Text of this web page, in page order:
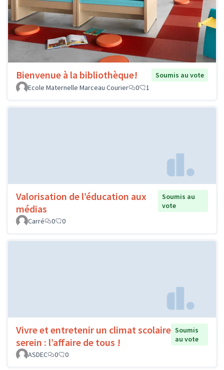
Bienvenue à la bibliothèque!
Soumis au vote
Ecole Maternelle Marceau Courier
0 1
Valorisation de l’éducation aux
médias
Soumis au
vote
Carré
0 0
Vivre et entretenir un climat scolaire
serein : l’affaire de tous !
Soumis
au vote
ASDEC
0 0